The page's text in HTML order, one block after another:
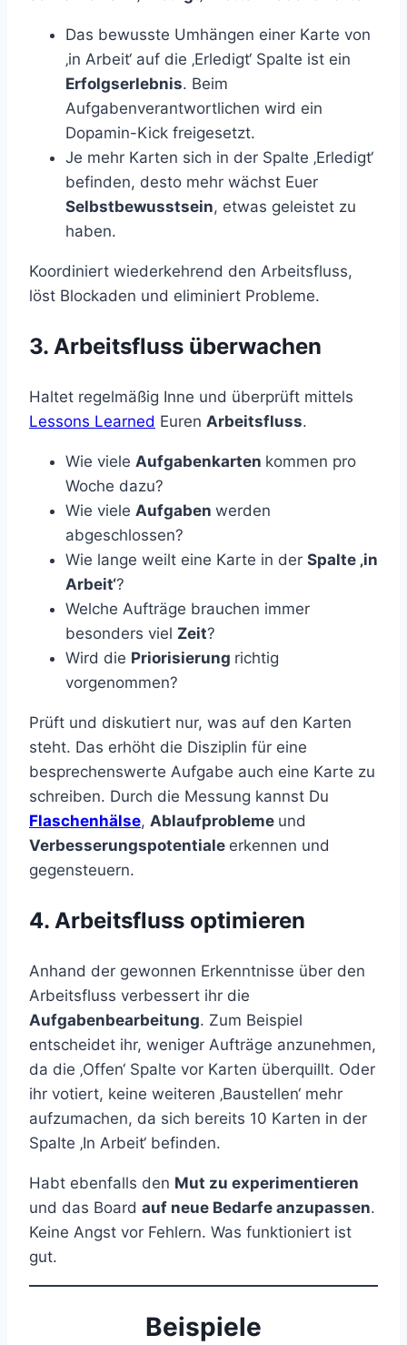
Das bewusste Umhängen einer Karte von
‚in Arbeit‘ auf die ‚Erledigt‘ Spalte ist ein
Erfolgserlebnis. Beim
Aufgabenverantwortlichen wird ein
Dopamin-Kick freigesetzt.
Je mehr Karten sich in der Spalte ‚Erledigt‘
befinden, desto mehr wächst Euer
Selbstbewusstsein, etwas geleistet zu
haben.
Koordiniert wiederkehrend den Arbeitsfluss,
löst Blockaden und eliminiert Probleme.
3. Arbeitsfluss überwachen
Haltet regelmäßig Inne und überprüft mittels
Lessons Learned Euren Arbeitsfluss.
Wie viele Aufgabenkarten kommen pro
Woche dazu?
Wie viele Aufgaben werden
abgeschlossen?
Wie lange weilt eine Karte in der Spalte ‚in
Arbeit‘?
Welche Aufträge brauchen immer
besonders viel Zeit?
Wird die Priorisierung richtig
vorgenommen?
Prüft und diskutiert nur, was auf den Karten
steht. Das erhöht die Disziplin für eine
besprechenswerte Aufgabe auch eine Karte zu
schreiben. Durch die Messung kannst Du
Flaschenhälse, Ablaufprobleme und
Verbesserungspotentiale erkennen und
gegensteuern.
4. Arbeitsfluss optimieren
Anhand der gewonnen Erkenntnisse über den
Arbeitsfluss verbessert ihr die
Aufgabenbearbeitung. Zum Beispiel
entscheidet ihr, weniger Aufträge anzunehmen,
da die ‚Offen‘ Spalte vor Karten überquillt. Oder
ihr votiert, keine weiteren ‚Baustellen‘ mehr
aufzumachen, da sich bereits 10 Karten in der
Spalte ‚In Arbeit‘ befinden.
Habt ebenfalls den Mut zu experimentieren
und das Board auf neue Bedarfe anzupassen.
Keine Angst vor Fehlern. Was funktioniert ist
gut.
Beispiele